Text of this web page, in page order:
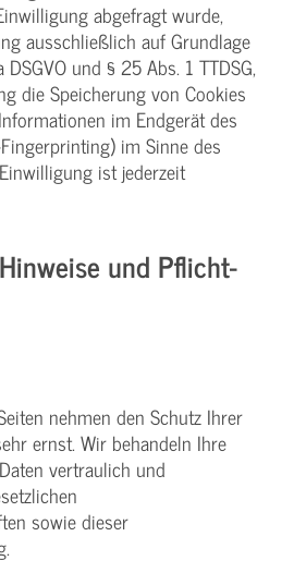
abgefragt wurde,
ausschließlich auf Grundlage
und § 25 Abs. 1 TTDSG,
die Speicherung von Cookies
im Endgerät des
im Sinne des
ist jederzeit
und Pflicht­
nehmen den Schutz Ihrer
ernst. Wir behandeln Ihre
vertraulich und
sowie dieser